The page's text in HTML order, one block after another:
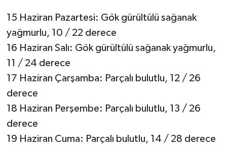
15 Haziran Pazartesi: Gök gürültülü sağanak
yağmurlu, 10 / 22 derece
16 Haziran Salı: Gök gürültülü sağanak yağmurlu,
11 / 24 derece
17 Haziran Çarşamba: Parçalı bulutlu, 12 / 26
derece
18 Haziran Perşembe: Parçalı bulutlu, 13 / 26
derece
19 Haziran Cuma: Parçalı bulutlu, 14 / 28 derece